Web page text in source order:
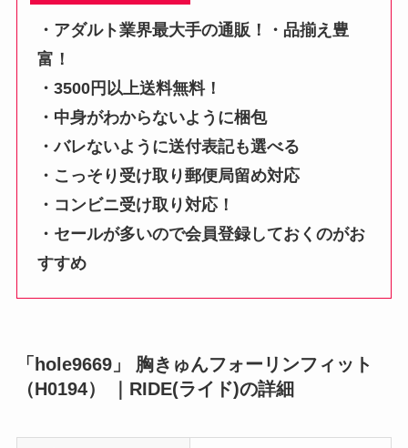
・アダルト業界最大手の通販！・品揃え豊
富！
・3500円以上送料無料！
・中身がわからないように梱包
・バレないように送付表記も選べる
・こっそり受け取り郵便局留め対応
・コンビニ受け取り対応！
・セールが多いので会員登録しておくのがお
すすめ
「hole9669」 胸きゅんフォーリンフィット
（H0194） ｜RIDE(ライド)の詳細